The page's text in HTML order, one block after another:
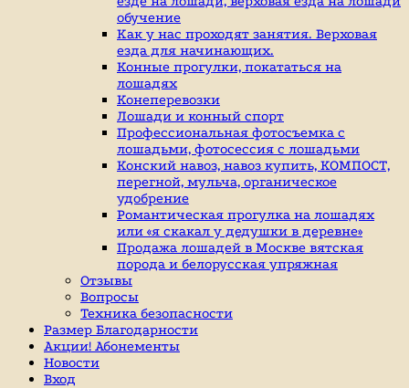
обучение
Как у нас проходят занятия. Верховая
езда для начинающих.
Конные прогулки, покататься на
лошадях
Конеперевозки
Лошади и конный спорт
Профессиональная фотосъемка с
лошадьми, фотосессия с лошадьми
Конский навоз, навоз купить, КОМПОСТ,
перегной, мульча, органическое
удобрение
Романтическая прогулка на лошадях
или «я скакал у дедушки в деревне»
Продажа лошадей в Москве вятская
порода и белорусская упряжная
Отзывы
Вопросы
Техника безопасности
Размер Благодарности
Акции! Абонементы
Новости
Вход